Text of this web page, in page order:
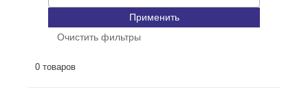
Применить
Очистить фильтры
0 товаров